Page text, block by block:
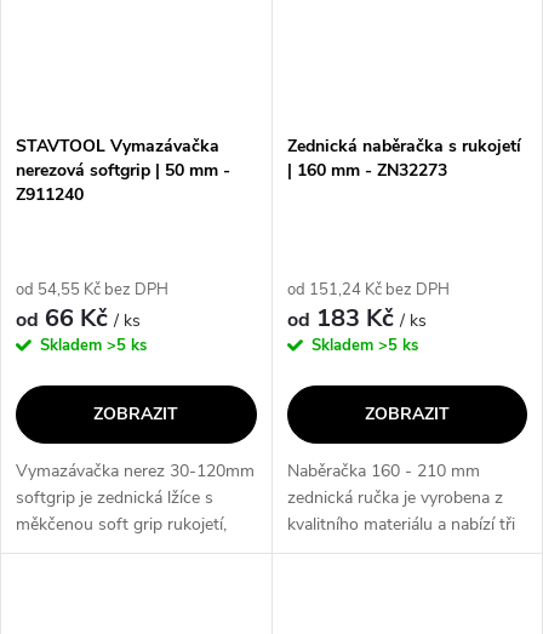
STAVTOOL Vymazávačka
nerezová softgrip | 50 mm -
Z911240
od 54,55 Kč bez DPH
od 66 Kč/ ks
Skladem >5 ks
ZOBRAZIT
Vymazávačka nerez 30-120mm
softgrip je zednická lžíce s
měkčenou soft grip rukojetí,
která zajišťuje pohodlnou a
Zednická naběračka s rukojetí
| 160 mm - ZN32273
od 151,24 Kč bez DPH
od 183 Kč/ ks
Skladem >5 ks
ZOBRAZIT
Naběračka 160 - 210 mm
zednická ručka je vyrobena z
kvalitního materiálu a nabízí tři
různé velikosti (160 mm, 180